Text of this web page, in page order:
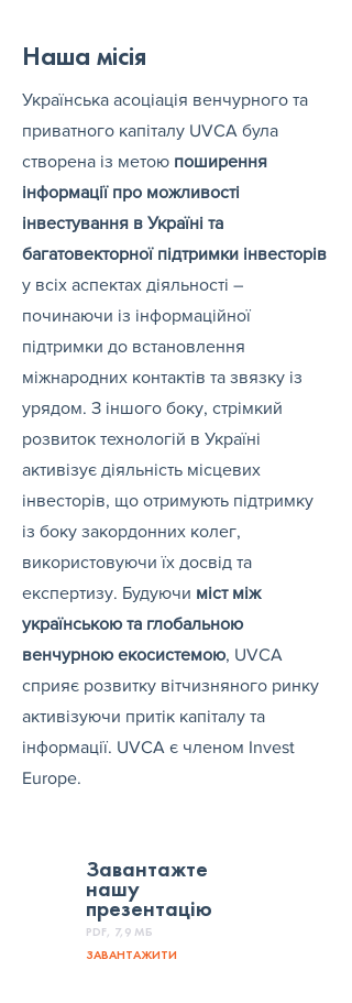
Наша місія
Українська асоціація венчурного та
приватного капіталу UVCA була
створена із метою поширення
інформації про можливості
інвестування в Україні та
багатовекторної підтримки інвесторів
у всіх аспектах діяльності –
починаючи із інформаційної
підтримки до встановлення
міжнародних контактів та звязку із
урядом. З іншого боку, стрімкий
розвиток технологій в Україні
активізує діяльність місцевих
інвесторів, що отримують підтримку
із боку закордонних колег,
використовуючи їх досвід та
експертизу. Будуючи міст між
українською та глобальною
венчурною екосистемою, UVCA
сприяє розвитку вітчизняного ринку
активізуючи притік капіталу та
інформації. UVCA є членом Invest
Europe.
Завантажте
нашу
презентацію
PDF, 7,9 МБ
ЗАВАНТАЖИТИ